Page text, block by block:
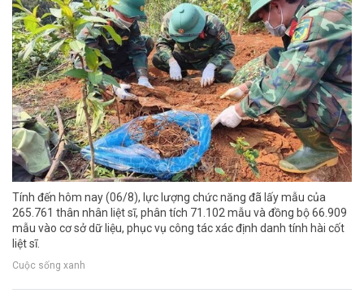
Tính đến hôm nay (06/8), lực lượng chức năng đã lấy mẫu của
265.761 thân nhân liệt sĩ, phân tích 71.102 mẫu và đồng bộ 66.909
mẫu vào cơ sở dữ liệu, phục vụ công tác xác định danh tính hài cốt
liệt sĩ.
Cuộc sống xanh